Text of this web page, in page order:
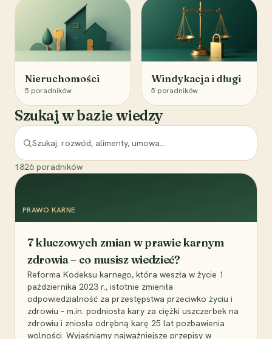
Nieruchomości
5 poradników
Windykacja i długi
5 poradników
Szukaj w bazie wiedzy
1826 poradników
PRAWO KARNE
7 kluczowych zmian w prawie karnym
zdrowia – co musisz wiedzieć?
Reforma Kodeksu karnego, która weszła w życie 1
października 2023 r., istotnie zmieniła
odpowiedzialność za przestępstwa przeciwko życiu i
zdrowiu – m.in. podniosła kary za ciężki uszczerbek na
zdrowiu i zniosła odrębną karę 25 lat pozbawienia
wolności. Wyjaśniamy najważniejsze przepisy w